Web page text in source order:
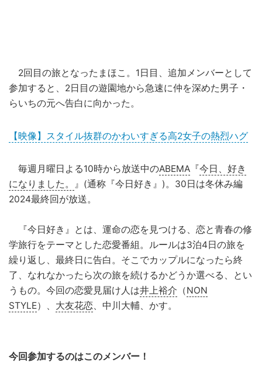
2回目の旅となったまほこ。1日目、追加メンバーとして
参加すると、2日目の遊園地から急速に仲を深めた男子・
らいちの元へ告白に向かった。
【映像】スタイル抜群のかわいすぎる高2女子の熱烈ハグ
毎週月曜日よる10時から放送中のABEMA 『今日、好き
になりました。
』(通称『今日好き』)。30日は冬休み編
2024最終回が放送。
『今日好き』とは、運命の恋を見つける、恋と青春の修
学旅行をテーマとした恋愛番組。ルールは3泊4日の旅を
繰り返し、最終日に告白。そこでカップルになったら終
了、なれなかったら次の旅を続けるかどうか選べる、とい
うもの。今回の恋愛見届け人は井上裕介 （NON
STYLE）、 大友花恋、中川大輔、かす。
今回参加するのはこのメンバー！